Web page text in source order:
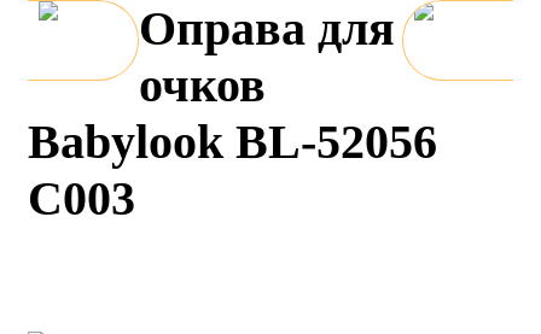
Оправа для
очков
Babylook BL-52056
C003